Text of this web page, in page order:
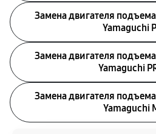
Замена двигателя
Yamaguchi
Замена двигателя
Yamaguchi
Замена двигателя
Yamaguchi